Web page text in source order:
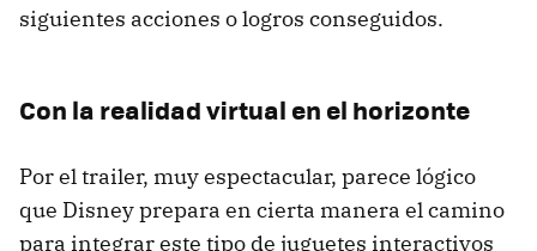
siguientes acciones o logros conseguidos.
Con la realidad virtual en el horizonte
Por el trailer, muy espectacular, parece lógico
que Disney prepara en cierta manera el camino
para integrar este tipo de juguetes interactivos